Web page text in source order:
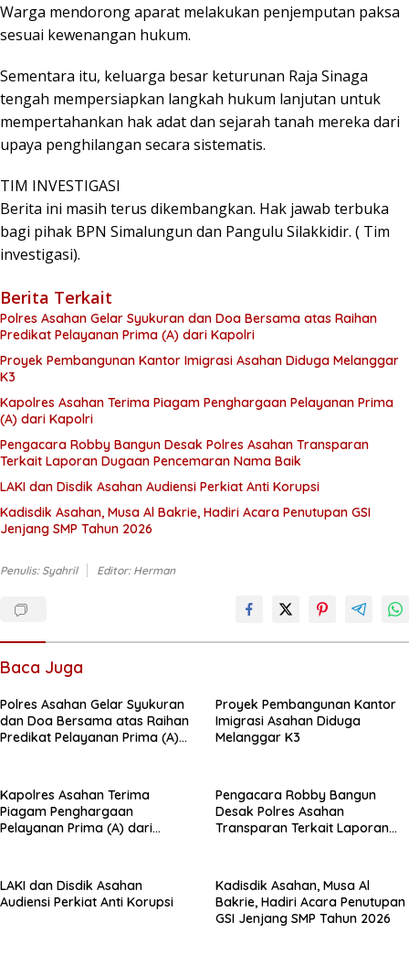
Warga mendorong aparat melakukan penjemputan paksa
sesuai kewenangan hukum.
Sementara itu, keluarga besar keturunan Raja Sinaga
tengah mempersiapkan langkah hukum lanjutan untuk
mempertahankan hak adat dan sejarah tanah mereka dari
upaya penghilangan secara sistematis.
TIM INVESTIGASI
Berita ini masih terus dikembangkan. Hak jawab terbuka
bagi pihak BPN Simalungun dan Pangulu Silakkidir. ( Tim
investigasi).
Berita Terkait
Polres Asahan Gelar Syukuran dan Doa Bersama atas Raihan
Predikat Pelayanan Prima (A) dari Kapolri
Proyek Pembangunan Kantor Imigrasi Asahan Diduga Melanggar
K3
Kapolres Asahan Terima Piagam Penghargaan Pelayanan Prima
(A) dari Kapolri
Pengacara Robby Bangun Desak Polres Asahan Transparan
Terkait Laporan Dugaan Pencemaran Nama Baik
LAKI dan Disdik Asahan Audiensi Perkiat Anti Korupsi
Kadisdik Asahan, Musa Al Bakrie, Hadiri Acara Penutupan GSI
Jenjang SMP Tahun 2026
Penulis: Syahril Editor: Herman
Baca Juga
Polres Asahan Gelar Syukuran
dan Doa Bersama atas Raihan
Predikat Pelayanan Prima (A)
Proyek Pembangunan Kantor
Imigrasi Asahan Diduga
Melanggar K3
Kapolres Asahan Terima
Piagam Penghargaan
Pelayanan Prima (A) dari
Pengacara Robby Bangun
Desak Polres Asahan
Transparan Terkait Laporan
LAKI dan Disdik Asahan
Audiensi Perkiat Anti Korupsi
Kadisdik Asahan, Musa Al
Bakrie, Hadiri Acara Penutupan
GSI Jenjang SMP Tahun 2026